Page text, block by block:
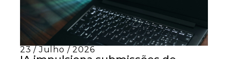
23 / Julho / 2026